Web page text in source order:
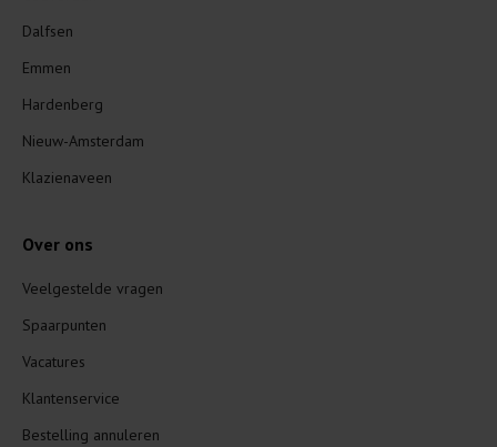
Dalfsen
Emmen
Hardenberg
Nieuw-Amsterdam
Klazienaveen
Over ons
Veelgestelde vragen
Spaarpunten
Vacatures
Klantenservice
Bestelling annuleren